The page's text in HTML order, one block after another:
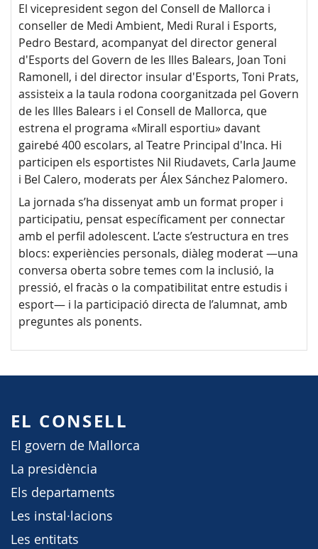
El vicepresident segon del Consell de Mallorca i
conseller de Medi Ambient, Medi Rural i Esports,
Pedro Bestard, acompanyat del director general
d'Esports del Govern de les Illes Balears, Joan Toni
Ramonell, i del director insular d'Esports, Toni Prats,
assisteix a la taula rodona coorganitzada pel Govern
de les Illes Balears i el Consell de Mallorca, que
estrena el programa «Mirall esportiu» davant
gairebé 400 escolars, al Teatre Principal d'Inca. Hi
participen els esportistes Nil Riudavets, Carla Jaume
i Bel Calero, moderats per Álex Sánchez Palomero.
La jornada s’ha dissenyat amb un format proper i
participatiu, pensat específicament per connectar
amb el perfil adolescent. L’acte s’estructura en tres
blocs: experiències personals, diàleg moderat —una
conversa oberta sobre temes com la inclusió, la
pressió, el fracàs o la compatibilitat entre estudis i
esport— i la participació directa de l’alumnat, amb
preguntes als ponents.
EL CONSELL
El govern de Mallorca
La presidència
Els departaments
Les instal·lacions
Les entitats